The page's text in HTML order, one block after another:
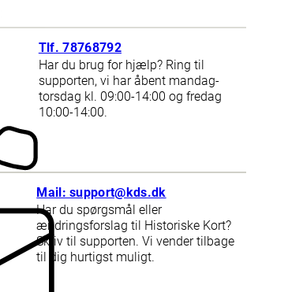
Tlf. 78768792
Har du brug for hjælp? Ring til
supporten, vi har åbent mandag-
torsdag kl. 09:00-14:00 og fredag
10:00-14:00.
Mail: support@kds.dk
Har du spørgsmål eller
ændringsforslag til Historiske Kort?
Skriv til supporten. Vi vender tilbage
til dig hurtigst muligt.